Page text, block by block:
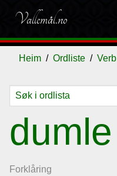
Vallemål.no
Heim Ordliste Verb
dumle
Forklåring
Ordliste
Om
vallemålet